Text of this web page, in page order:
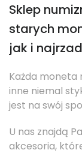
Sklep
starych
jak i
Każda moneta
inne niemal
jest na swój
U nas znajdą
akcesoria,